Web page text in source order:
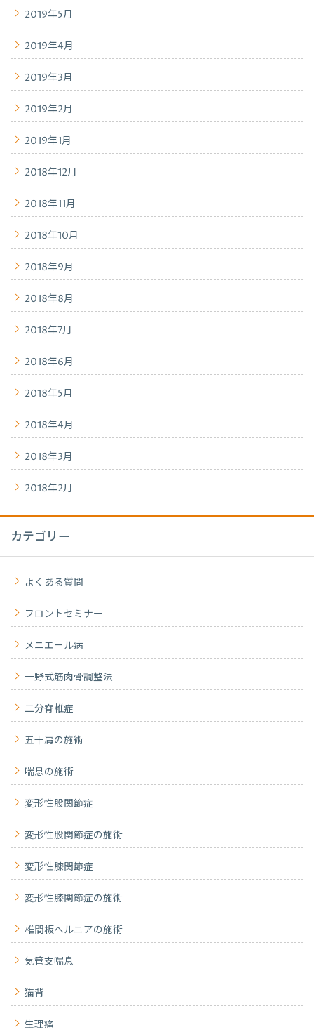
2019年5月
2019年4月
2019年3月
2019年2月
2019年1月
2018年12月
2018年11月
2018年10月
2018年9月
2018年8月
2018年7月
2018年6月
2018年5月
2018年4月
2018年3月
2018年2月
カテゴリー
よくある質問
フロントセミナー
メニエール病
一野式筋肉骨調整法
二分脊椎症
五十肩の施術
喘息の施術
変形性股関節症
変形性股関節症の施術
変形性膝関節症
変形性膝関節症の施術
椎間板ヘルニアの施術
気管支喘息
猫背
生理痛